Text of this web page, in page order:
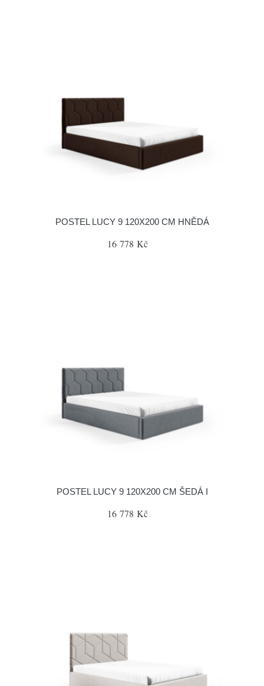
POSTEL LUCY 9 120X200 CM HNĚDÁ
16 778 Kč
POSTEL LUCY 9 120X200 CM ŠEDÁ I
16 778 Kč